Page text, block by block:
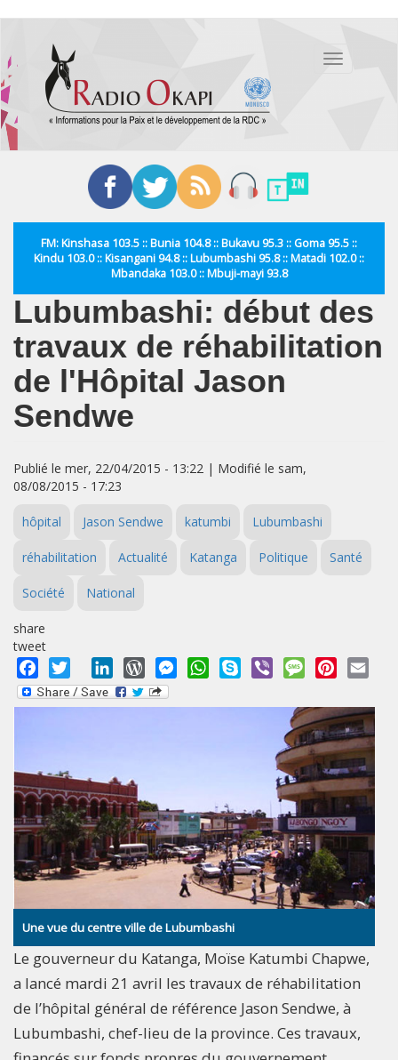
contenu
principal
Toggle
FM: Kinshasa 103.5 :: Bunia 104.8 :: Bukavu 95.3 :: Goma 95.5 ::
Kindu 103.0 :: Kisangani 94.8 :: Lubumbashi 95.8 :: Matadi 102.0 ::
Mbandaka 103.0 :: Mbuji-mayi 93.8
Lubumbashi: début des
travaux de réhabilitation
de l'Hôpital Jason
Sendwe
Publié le mer, 22/04/2015 - 13:22 | Modifié le sam,
08/08/2015 - 17:23
hôpital Jason Sendwe katumbi Lubumbashi
réhabilitation Actualité Katanga Politique Santé
Société National
share
tweet
Facebook
Twitter LinkedInWordPressMessengerWhatsApp
Skype Viber MessagePinterest
Une vue du centre ville de Lubumbashi
Le gouverneur du Katanga, Moïse Katumbi Chapwe,
a lancé mardi 21 avril les travaux de réhabilitation
de l’hôpital général de référence Jason Sendwe, à
Lubumbashi, chef-lieu de la province. Ces travaux,